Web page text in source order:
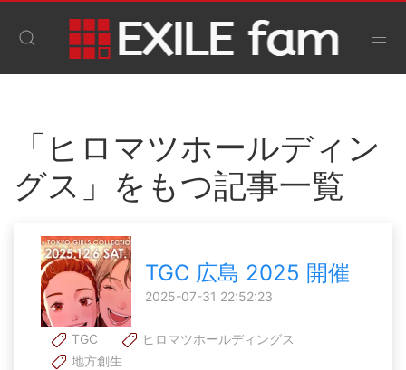
「ヒロマツホールディン
グス」をもつ記事一覧
TGC 広島 2025 開催
2025-07-31 22:52:23
TGC
ヒロマツホールディングス
地方創生